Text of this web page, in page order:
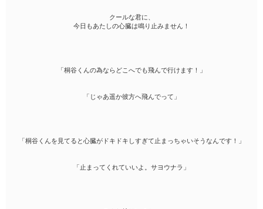
クールな君に、
今日もあたしの心臓は鳴り止みません！
「桐谷くんの為ならどこへでも飛んで行けます！」
「じゃあ遥か彼方へ飛んでって」
「桐谷くんを見てると心臓がドキドキしすぎて止まっちゃいそうなんです！」
「止まってくれていいよ。サヨウナラ」